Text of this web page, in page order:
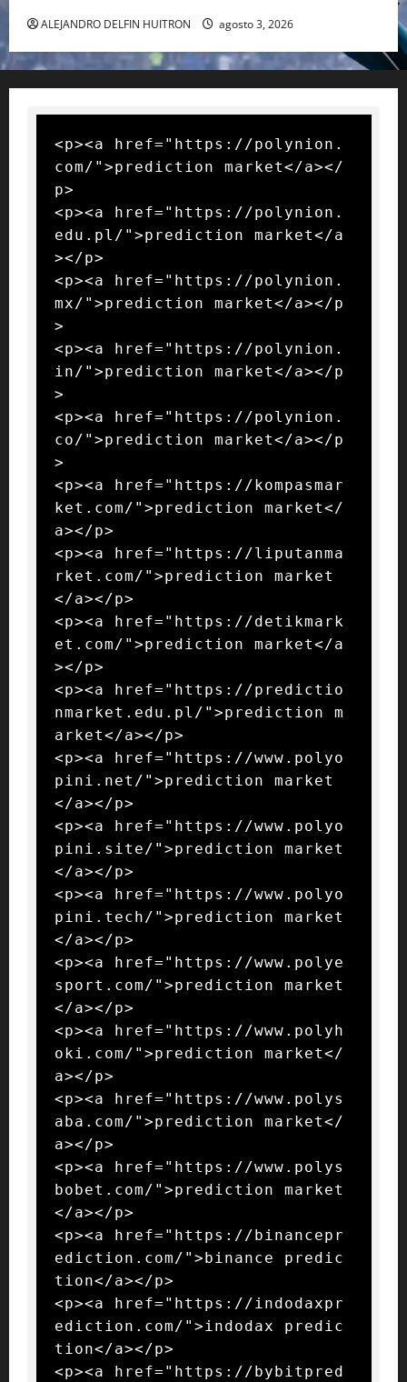
ALEJANDRO DELFIN HUITRON agosto 3, 2026
<p><a href="https://polynion.
com/">prediction market</a></
p>
<p><a href="https://polynion.
edu.pl/">prediction market</a
></p>
<p><a href="https://polynion.
mx/">prediction market</a></p
>
<p><a href="https://polynion.
in/">prediction market</a></p
>
<p><a href="https://polynion.
co/">prediction market</a></p
>
<p><a href="https://kompasmar
ket.com/">prediction market</
a></p>
<p><a href="https://liputanma
rket.com/">prediction market
</a></p>
<p><a href="https://detikmark
et.com/">prediction market</a
></p>
<p><a href="https://predictio
nmarket.edu.pl/">prediction m
arket</a></p>
<p><a href="https://www.polyo
pini.net/">prediction market
</a></p>
<p><a href="https://www.polyo
pini.site/">prediction market
</a></p>
<p><a href="https://www.polyo
pini.tech/">prediction market
</a></p>
<p><a href="https://www.polye
sport.com/">prediction market
</a></p>
<p><a href="https://www.polyh
oki.com/">prediction market</
a></p>
<p><a href="https://www.polys
aba.com/">prediction market</
a></p>
<p><a href="https://www.polys
bobet.com/">prediction market
</a></p>
<p><a href="https://binancepr
ediction.com/">binance predic
tion</a></p>
<p><a href="https://indodaxpr
ediction.com/">indodax predic
tion</a></p>
<p><a href="https://bybitpred